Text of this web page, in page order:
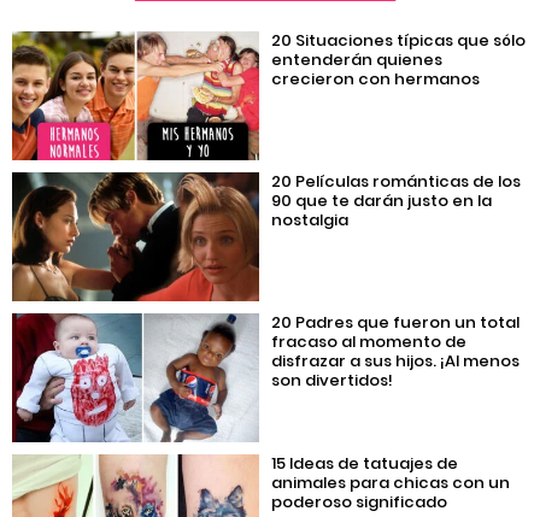
20 Situaciones típicas que sólo
entenderán quienes
crecieron con hermanos
20 Películas románticas de los
90 que te darán justo en la
nostalgia
20 Padres que fueron un total
fracaso al momento de
disfrazar a sus hijos. ¡Al menos
son divertidos!
15 Ideas de tatuajes de
animales para chicas con un
poderoso significado